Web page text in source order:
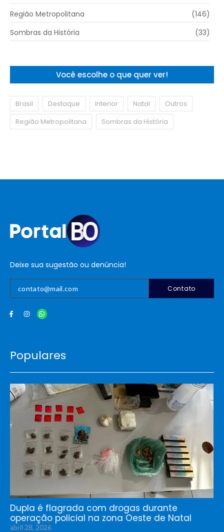
Região Metropolitana
(146)
Sombras da História
(33)
Você escolhe o que quer ver!
Brasil Destaque Interior Natal
Outros
Região Metropolitana
Sombras da História
Deixe sua sugestão ou denúncia!
Contato
Populares
Dupla é flagrada com drogas durante
operação policial na zona Oeste de Natal
abril 28, 2026